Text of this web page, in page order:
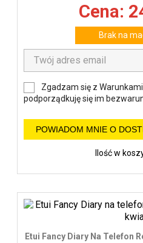
Cena:
Brak na
Zgadzam się z
podporządkuję się im
POWIADOM MNIE O
Ilość w
Etui Fancy Diary Na Telefon